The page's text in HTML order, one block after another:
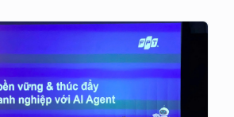
tự động
hàng
tự động
Agent